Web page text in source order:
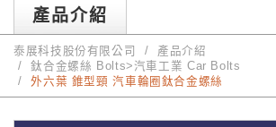
產品介紹
泰展科技股份有限公司
產品介紹
鈦合金螺絲 Bolts>汽車工業 Car Bolts
外六葉 錐型頸 汽車輪圈鈦合金螺絲